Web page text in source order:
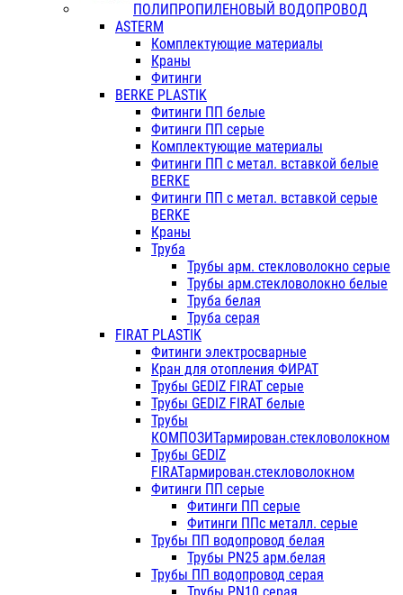
ПОЛИПРОПИЛЕНОВЫЙ ВОДОПРОВОД
ASTERM
Комплектующие материалы
Краны
Фитинги
BERKE PLASTIK
Фитинги ПП белые
Фитинги ПП серые
Комплектующие материалы
Фитинги ПП с метал. вставкой белые
BERKE
Фитинги ПП с метал. вставкой серые
BERKE
Краны
Труба
Трубы арм. стекловолокно серые
Трубы арм.стекловолокно белые
Труба белая
Труба серая
FIRAT PLASTIK
Фитинги электросварные
Кран для отопления ФИРАТ
Трубы GEDIZ FIRAT серые
Трубы GEDIZ FIRAT белые
Трубы
КОМПОЗИТармирован.стекловолокном
Трубы GEDIZ
FIRATармирован.стекловолокном
Фитинги ПП серые
Фитинги ПП серые
Фитинги ППс металл. серые
Трубы ПП водопровод белая
Трубы PN25 арм.белая
Трубы ПП водопровод серая